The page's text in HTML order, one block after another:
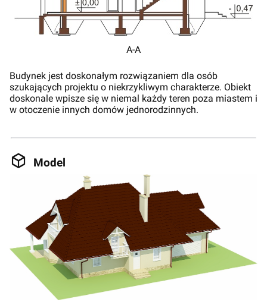
A-A
Budynek jest doskonałym rozwiązaniem dla osób
szukających projektu o niekrzykliwym charakterze. Obiekt
doskonale wpisze się w niemal każdy teren poza miastem i
w otoczenie innych domów jednorodzinnych.
Model